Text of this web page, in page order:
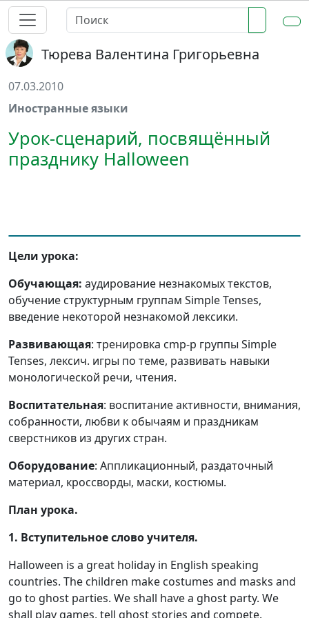
Тюрева Валентина Григорьевна
07.03.2010
Иностранные языки
Урок-сценарий, посвящённый
празднику Halloween
Цели урока:
Обучающая: аудирование незнакомых текстов,
обучение структурным группам Simple Tenses,
введение некоторой незнакомой лексики.
Развивающая: тренировка сmр-р группы Simple
Tenses, лексич. игры по теме, развивать навыки
монологической речи, чтения.
Воспитательная: воспитание активности, внимания,
собранности, любви к обычаям и праздникам
сверстников из других стран.
Оборудование: Аппликационный, раздаточный
материал, кроссворды, маски, костюмы.
План урока.
1. Вступительное слово учителя.
Halloween is a great holiday in English speaking
countries. The children make costumes and masks and
go to ghost parties. We shall have a ghost party. We
shall play games, tell ghost stories and compete.